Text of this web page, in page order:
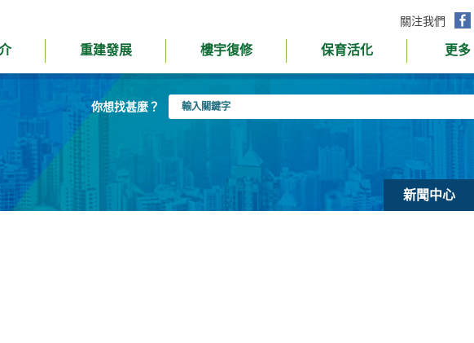
關注我們
面
重建發展 樓宇復修 保育活化 更多
你想找甚麼？
入
新聞中心